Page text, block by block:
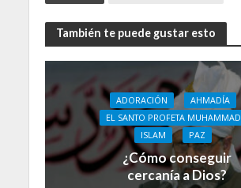
También te puede gustar esto
ADORACIÓN
AHMADÍA
EL SANTO PROFETA MUHAMMAD
ISLAM
PAZ
¿Cómo conseguir
cercanía a Dios?